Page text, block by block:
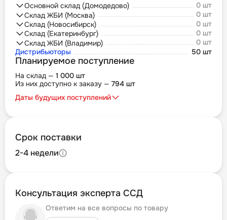
Основной склад (Домодедово)
0 шт
Склад ЖБИ (Москва)
0 шт
Склад (Новосибирск)
0 шт
Склад (Екатеринбург)
0 шт
Склад ЖБИ (Владимир)
0 шт
Дистрибьюторы
50 шт
Планируемое поступление
На склад — 1 000 шт
Из них доступно к заказу — 794 шт
Даты будущих поступлений
Срок поставки
2-4 недели
Консультация эксперта ССД
Ответим на все вопросы по товару